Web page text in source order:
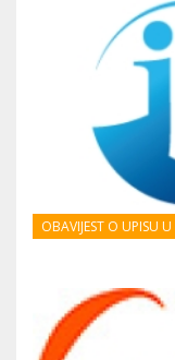
OBAVIJEST O UPISU